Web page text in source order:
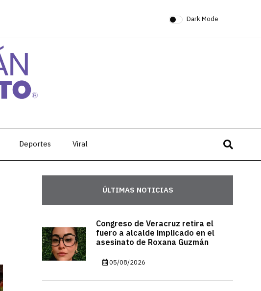
Dark Mode
Deportes Viral
ÚLTIMAS NOTICIAS
Congreso de Veracruz retira el
fuero a alcalde implicado en el
asesinato de Roxana Guzmán
05/08/2026